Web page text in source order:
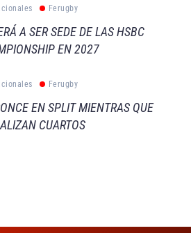
Ferugby
A SER SEDE DE LAS HSBC
EN 2027
Ferugby
EN SPLIT MIENTRAS QUE
CUARTOS